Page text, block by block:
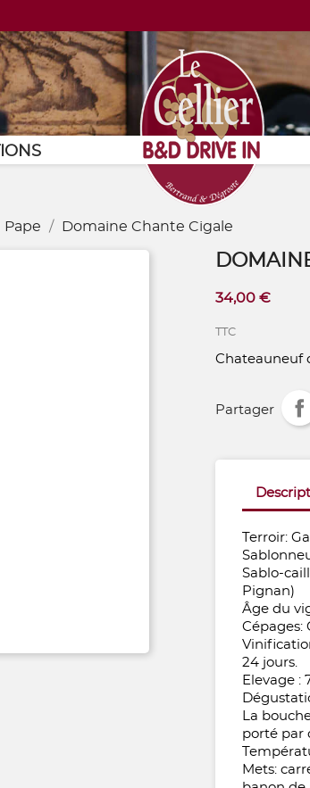
Page d'accueil
Pape Domaine Chante Cigale
34,00 €
TTC
Chateauneuf
Partager
Terroir:
Sablo-
Pignan)
Âge du
Cépages:
24 jours.
Elevage :
La
porté par
Mets: